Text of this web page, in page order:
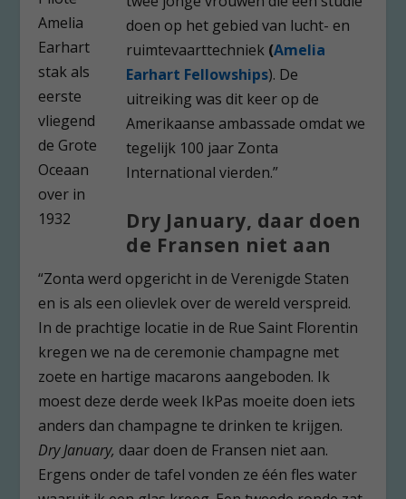
Amelia
Earhart
stak als
eerste
vliegend
de Grote
Oceaan
over in
1932
doen op het gebied van lucht- en
ruimtevaarttechniek (Amelia
Earhart Fellowships). De
uitreiking was dit keer op de
Amerikaanse ambassade omdat we
tegelijk 100 jaar Zonta
International vierden.”
Dry January, daar doen
de Fransen niet aan
“Zonta werd opgericht in de Verenigde Staten
en is als een olievlek over de wereld verspreid.
In de prachtige locatie in de Rue Saint Florentin
kregen we na de ceremonie champagne met
zoete en hartige macarons aangeboden. Ik
moest deze derde week IkPas moeite doen iets
anders dan champagne te drinken te krijgen.
Dry January, daar doen de Fransen niet aan.
Ergens onder de tafel vonden ze één fles water